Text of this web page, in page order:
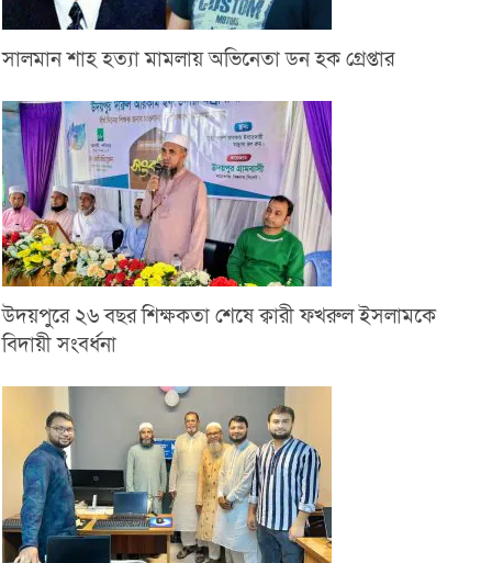
সালমান শাহ হত্যা মামলায় অভিনেতা ডন হক গ্রেপ্তার
উদয়পুরে ২৬ বছর শিক্ষকতা শেষে ক্বারী ফখরুল ইসলামকে
বিদায়ী সংবর্ধনা